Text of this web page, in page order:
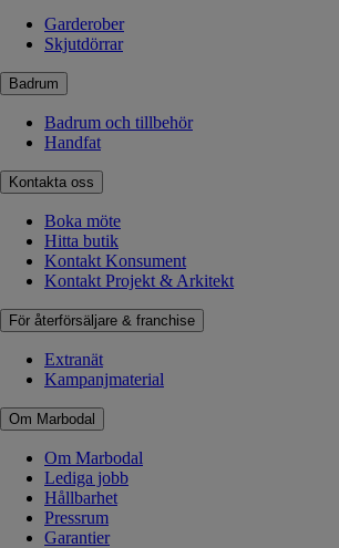
Garderober
Skjutdörrar
Badrum
Badrum och tillbehör
Handfat
Kontakta oss
Boka möte
Hitta butik
Kontakt Konsument
Kontakt Projekt & Arkitekt
För återförsäljare & franchise
Extranät
Kampanjmaterial
Om Marbodal
Om Marbodal
Lediga jobb
Hållbarhet
Pressrum
Garantier